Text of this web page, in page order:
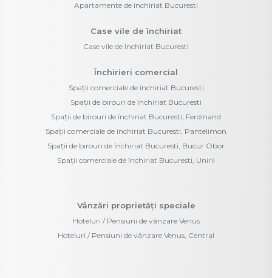
Apartamente de închiriat Bucuresti
Case vile de închiriat
Case vile de închiriat Bucuresti
Închirieri comercial
Spații comerciale de închiriat Bucuresti
Spații de birouri de închiriat Bucuresti
Spații de birouri de închiriat Bucuresti, Ferdinand
Spații comerciale de închiriat Bucuresti, Pantelimon
Spații de birouri de închiriat Bucuresti, Bucur Obor
Spații comerciale de închiriat Bucuresti, Unirii
Vânzări proprietăți speciale
Hoteluri / Pensiuni de vânzare Venus
Hoteluri / Pensiuni de vânzare Venus, Central